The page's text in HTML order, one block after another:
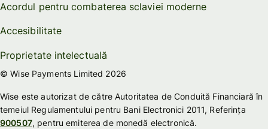
Acordul pentru combaterea sclaviei moderne
Accesibilitate
Proprietate intelectuală
© Wise Payments Limited 2026
Wise este autorizat de către Autoritatea de Conduită Financiară în
temeiul Regulamentului pentru Bani Electronici 2011, Referința
900507, pentru emiterea de monedă electronică.